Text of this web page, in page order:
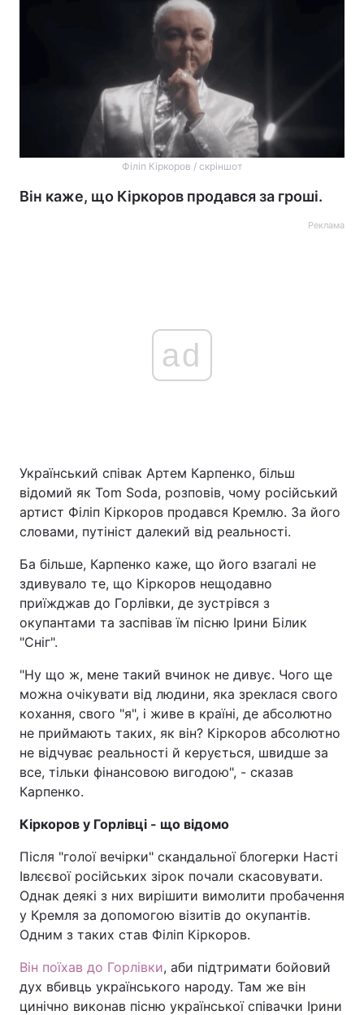
Філіп Кіркоров / скріншот
Він каже, що Кіркоров продався за гроші.
Реклама
ad
Український співак Артем Карпенко, більш
відомий як Tom Soda, розповів, чому російський
артист Філіп Кіркоров продався Кремлю. За його
словами, путініст далекий від реальності.
Ба більше, Карпенко каже, що його взагалі не
здивувало те, що Кіркоров нещодавно
приїжджав до Горлівки, де зустрівся з
окупантами та заспівав їм пісню Ірини Білик
"Сніг".
"Ну що ж, мене такий вчинок не дивує. Чого ще
можна очікувати від людини, яка зреклася свого
кохання, свого "я", і живе в країні, де абсолютно
не приймають таких, як він? Кіркоров абсолютно
не відчуває реальності й керується, швидше за
все, тільки фінансовою вигодою", - сказав
Карпенко.
Кіркоров у Горлівці - що відомо
Після "голої вечірки" скандальної блогерки Насті
Івлєєвої російських зірок почали скасовувати.
Однак деякі з них вирішити вимолити пробачення
у Кремля за допомогою візитів до окупантів.
Одним з таких став Філіп Кіркоров.
Він поїхав до Горлівки, аби підтримати бойовий
дух вбивць українського народу. Там же він
цинічно виконав пісню української співачки Ірини